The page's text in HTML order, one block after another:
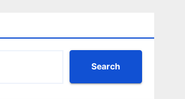
Search